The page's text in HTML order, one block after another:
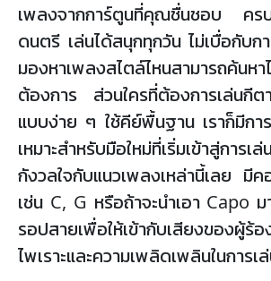
เพลงจากการ์ตูนที่คุณชื่นชอบ ครบ
ดนตรี เล่นได้สนุกทุกวัน ไม่เบื่อกับก
มองหาเพลงสไตล์ไหนสามารถค้นหา
ต้องการ ส่วนใครที่ต้องการเล่นกีต
แบบง่าย ๆ ใช้คีย์พื้นฐาน เราก็มีการ
เหมาะสำหรับมือใหม่ที่เริ่มเข้าสู่กา
กังวลใจกับแนวเพลงเหล่านี้เลย มี
เช่น C, G หรือถ้าจะนำเอา Capo
รอปสายเพื่อให้เข้ากับเสียงของผู้ร้
ไพเราะและความเพลิดเพลินในการเ